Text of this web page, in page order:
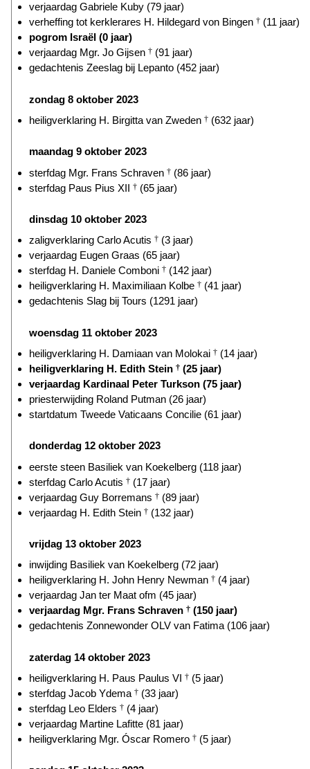
verjaardag Gabriele Kuby (79 jaar)
verheffing tot kerklerares H. Hildegard von Bingen † (11 jaar)
pogrom Israël (0 jaar)
verjaardag Mgr. Jo Gijsen † (91 jaar)
gedachtenis Zeeslag bij Lepanto (452 jaar)
zondag 8 oktober 2023
heiligverklaring H. Birgitta van Zweden † (632 jaar)
maandag 9 oktober 2023
sterfdag Mgr. Frans Schraven † (86 jaar)
sterfdag Paus Pius XII † (65 jaar)
dinsdag 10 oktober 2023
zaligverklaring Carlo Acutis † (3 jaar)
verjaardag Eugen Graas (65 jaar)
sterfdag H. Daniele Comboni † (142 jaar)
heiligverklaring H. Maximiliaan Kolbe † (41 jaar)
gedachtenis Slag bij Tours (1291 jaar)
woensdag 11 oktober 2023
heiligverklaring H. Damiaan van Molokai † (14 jaar)
heiligverklaring H. Edith Stein † (25 jaar)
verjaardag Kardinaal Peter Turkson (75 jaar)
priesterwijding Roland Putman (26 jaar)
startdatum Tweede Vaticaans Concilie (61 jaar)
donderdag 12 oktober 2023
eerste steen Basiliek van Koekelberg (118 jaar)
sterfdag Carlo Acutis † (17 jaar)
verjaardag Guy Borremans † (89 jaar)
verjaardag H. Edith Stein † (132 jaar)
vrijdag 13 oktober 2023
inwijding Basiliek van Koekelberg (72 jaar)
heiligverklaring H. John Henry Newman † (4 jaar)
verjaardag Jan ter Maat ofm (45 jaar)
verjaardag Mgr. Frans Schraven † (150 jaar)
gedachtenis Zonnewonder OLV van Fatima (106 jaar)
zaterdag 14 oktober 2023
heiligverklaring H. Paus Paulus VI † (5 jaar)
sterfdag Jacob Ydema † (33 jaar)
sterfdag Leo Elders † (4 jaar)
verjaardag Martine Lafitte (81 jaar)
heiligverklaring Mgr. Óscar Romero † (5 jaar)